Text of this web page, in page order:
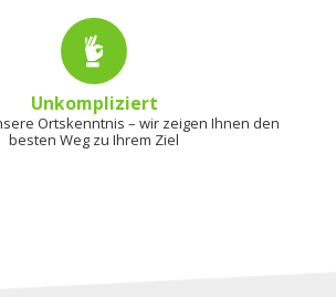
Unkompliziert
Ortskenntnis – wir zeigen Ihnen den
besten Weg zu Ihrem Ziel